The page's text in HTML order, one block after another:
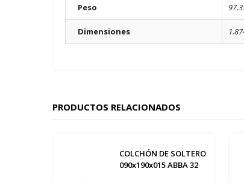
Peso
Dimensiones
PRODUCTOS RELACIONADOS
COLCHÓN DE SOLTERO
090x190x015 ABBA 32